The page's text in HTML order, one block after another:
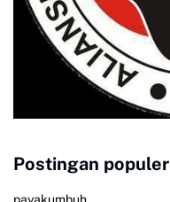
Postingan populer
payakumbuh